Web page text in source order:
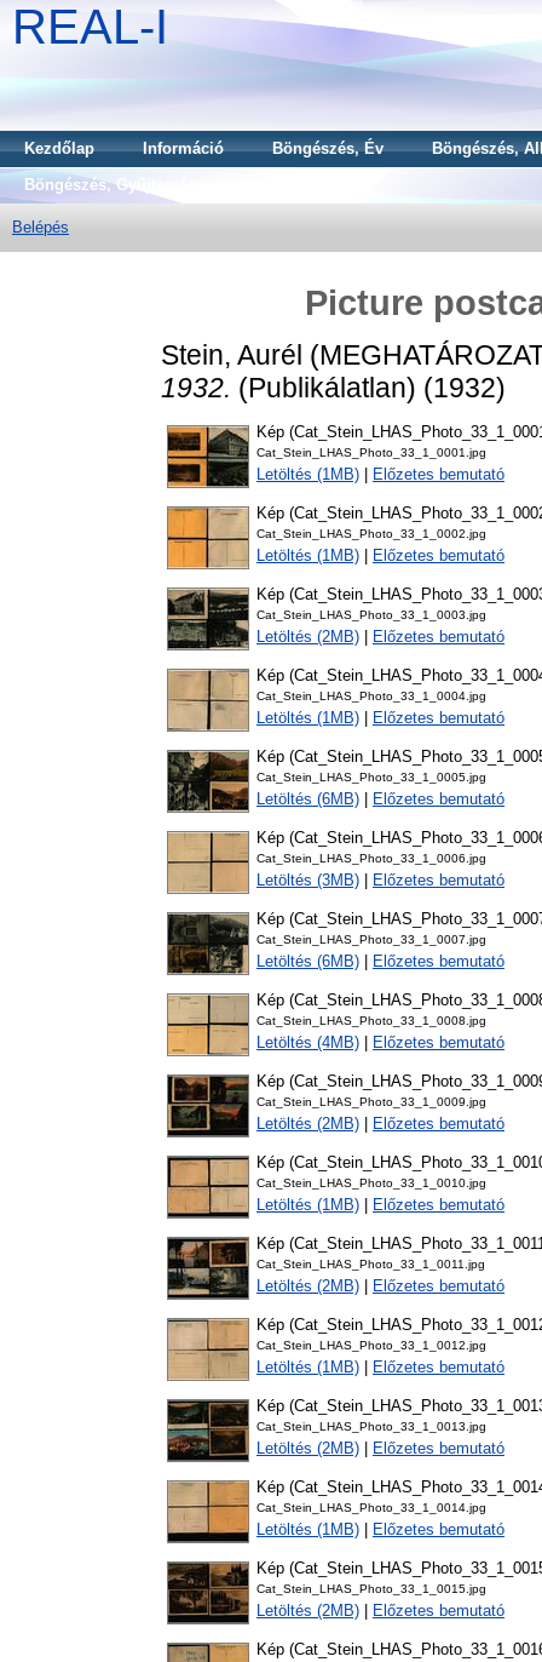
REAL-I
Kezdőlap Információ Böngészés, Év
Böngészés,
Böngészés, Gyűjtemény
Belépés
Picture
Stein, Aurél
1932. (Publikálatlan) (1932)
Kép
Cat_Stein_LHAS_Photo_33_1_0001.jpg
Letöltés (1MB) Előzetes bemutató
Kép
Cat_Stein_LHAS_Photo_33_1_0002.jpg
Letöltés (1MB) Előzetes bemutató
Kép
Cat_Stein_LHAS_Photo_33_1_0003.jpg
Letöltés (2MB) Előzetes bemutató
Kép
Cat_Stein_LHAS_Photo_33_1_0004.jpg
Letöltés (1MB) Előzetes bemutató
Kép
Cat_Stein_LHAS_Photo_33_1_0005.jpg
Letöltés (6MB) Előzetes bemutató
Kép
Cat_Stein_LHAS_Photo_33_1_0006.jpg
Letöltés (3MB) Előzetes bemutató
Kép
Cat_Stein_LHAS_Photo_33_1_0007.jpg
Letöltés (6MB) Előzetes bemutató
Kép
Cat_Stein_LHAS_Photo_33_1_0008.jpg
Letöltés (4MB) Előzetes bemutató
Kép
Cat_Stein_LHAS_Photo_33_1_0009.jpg
Letöltés (2MB) Előzetes bemutató
Kép
Cat_Stein_LHAS_Photo_33_1_0010.jpg
Letöltés (1MB) Előzetes bemutató
Kép
Cat_Stein_LHAS_Photo_33_1_0011.jpg
Letöltés (2MB) Előzetes bemutató
Kép
Cat_Stein_LHAS_Photo_33_1_0012.jpg
Letöltés (1MB) Előzetes bemutató
Kép
Cat_Stein_LHAS_Photo_33_1_0013.jpg
Letöltés (2MB) Előzetes bemutató
Kép
Cat_Stein_LHAS_Photo_33_1_0014.jpg
Letöltés (1MB) Előzetes bemutató
Kép
Cat_Stein_LHAS_Photo_33_1_0015.jpg
Letöltés (2MB) Előzetes bemutató
Kép